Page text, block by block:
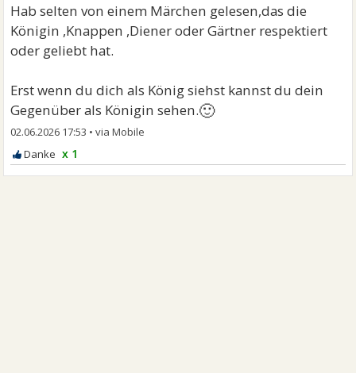
Hab selten von einem Märchen gelesen,das die
Königin ,Knappen ,Diener oder Gärtner respektiert
oder geliebt hat.
Erst wenn du dich als König siehst kannst du dein
Gegenüber als Königin sehen.🙂
02.06.2026 17:53 •
x 1